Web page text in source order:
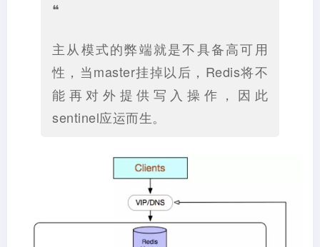
❝
主从模式的弊端就是不具备高可用
性，当master挂掉以后，Redis将不
能再对外提供写入操作，因此
sentinel应运而生。